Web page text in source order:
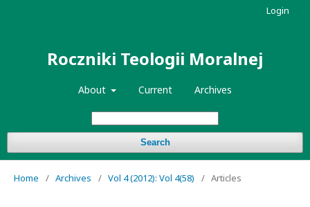
Roczniki Teologii Moralnej
About Current Archives
Search
Login
Home / Archives / Vol 4 (2012): Vol 4(58) / Articles